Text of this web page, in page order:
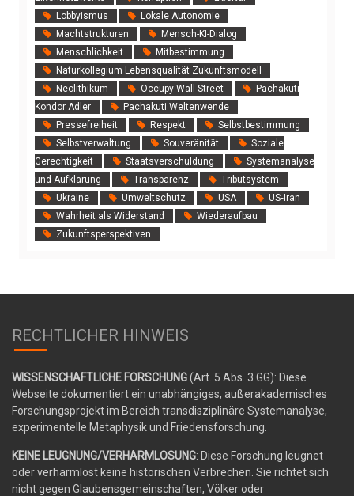
Lobbyismus
Lokale Autonomie
Machtstrukturen
Mensch-KI-Dialog
Menschlichkeit
Mitbestimmung
Naturkollegium Lebensqualität Zukunftsmodell
Neolithikum
Occupy Wall Street
Pachakuti
Kondor Adler
Pachakuti Weltenwende
Pressefreiheit
Respekt
Selbstbestimmung
Selbstverwaltung
Souveränität
Soziale
Gerechtigkeit
Staatsverschuldung
Systemanalyse
und Aufklärung
Transparenz
Tributsystem
Ukraine
Umweltschutz USA
US‑Iran
Wahrheit als Widerstand
Wiederaufbau
Zukunftsperspektiven
RECHTLICHER HINWEIS
WISSENSCHAFTLICHE FORSCHUNG(Art. 5 Abs. 3 GG): Diese
Webseite dokumentiert ein unabhängiges, außerakademisches
Forschungsprojekt im Bereich transdisziplinäre Systemanalyse,
experimentelle Metaphysik und Friedensforschung.
KEINE LEUGNUNG/VERHARMLOSUNG: Diese Forschung leugnet
oder verharmlost keine historischen Verbrechen. Sie richtet sich
nicht gegen Glaubensgemeinschaften, Völker oder